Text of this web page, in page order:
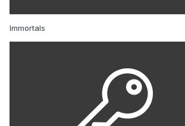
Immortals